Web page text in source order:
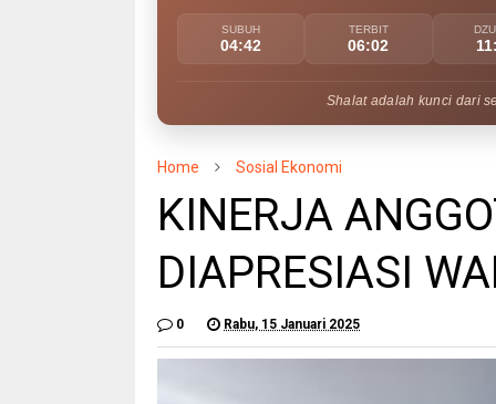
SUBUH
04:42
TERBIT
06:02
Shalat adalah kunci dari
Home Sosial Ekonomi
KINERJA
DIAPRESIASI
0 Rabu, 15 Januari 2025